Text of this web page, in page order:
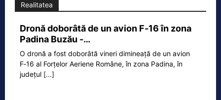
Realitatea
Dronă doborâtă de un avion F‑16 în zona
Padina Buzău -…
O dronă a fost doborâtă vineri dimineață de un avion
F‑16 al Forțelor Aeriene Române, în zona Padina, în
județul [...]